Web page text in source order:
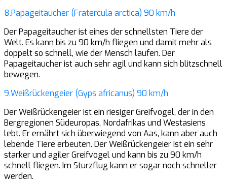
8.Papageitaucher (Fratercula arctica) 90 km/h
Der Papageitaucher ist eines der schnellsten Tiere der
Welt. Es kann bis zu 90 km/h fliegen und damit mehr als
doppelt so schnell, wie der Mensch laufen. Der
Papageitaucher ist auch sehr agil und kann sich blitzschnell
bewegen.
9.Weißrückengeier (Gyps africanus) 90 km/h
Der Weißrückengeier ist ein riesiger Greifvogel, der in den
Bergregionen Südeuropas, Nordafrikas und Westasiens
lebt. Er ernährt sich überwiegend von Aas, kann aber auch
lebende Tiere erbeuten. Der Weißrückengeier ist ein sehr
starker und agiler Greifvogel und kann bis zu 90 km/h
schnell fliegen. Im Sturzflug kann er sogar noch schneller
werden.